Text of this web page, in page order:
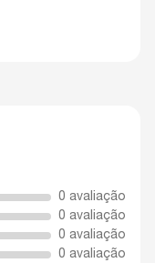
0 avaliação
0 avaliação
0 avaliação
0 avaliação